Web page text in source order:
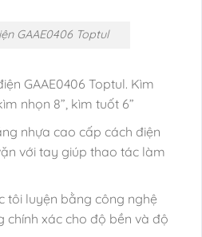
GAAE0406 Toptul
GAAE0406 Toptul. Kìm
nhọn 8”, kìm tuốt 6”
nhựa cao cấp cách điện
với tay giúp thao tác làm
tôi luyện bằng công nghệ
chính xác cho độ bền và độ